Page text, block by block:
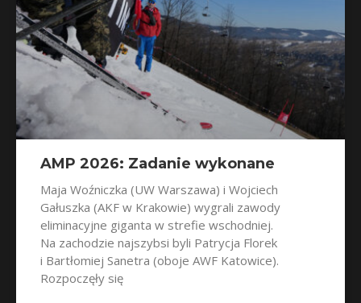
AMP 2026: Zadanie wykonane
Maja Woźniczka (UW Warszawa) i Wojciech
Gałuszka (AKF w Krakowie) wygrali zawody
eliminacyjne giganta w strefie wschodniej.
Na zachodzie najszybsi byli Patrycja Florek
i Bartłomiej Sanetra (oboje AWF Katowice).
Rozpoczęły się